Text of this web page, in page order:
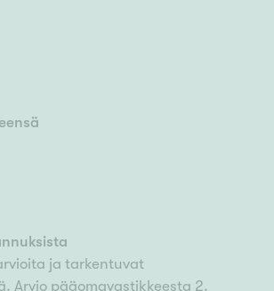
ja tarkentuvat
Arvio pääomavastikkeesta 2.